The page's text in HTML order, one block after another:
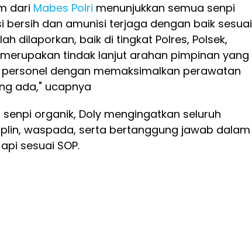
dari Mabes Polri menunjukkan semua senpi
bersih dan amunisi terjaga dengan baik sesuai
dilaporkan, baik di tingkat Polres, Polsek,
tindak lanjut arahan pimpinan yang
dengan memaksimalkan perawatan
ada," ucapnya
organik, Doly mengingatkan seluruh
waspada, serta bertanggung jawab dalam
sesuai SOP.